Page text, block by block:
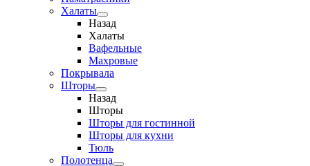
Халаты
Назад
Халаты
Вафельные
Махровые
Покрывала
Шторы
Назад
Шторы
Шторы для гостинной
Шторы для кухни
Тюль
Полотенца